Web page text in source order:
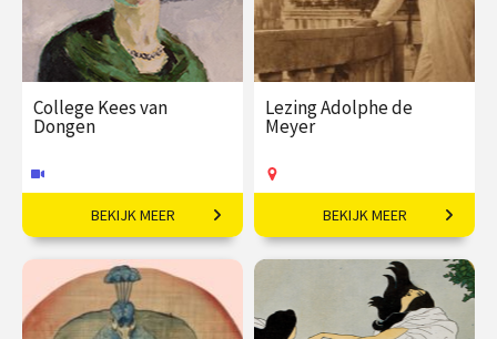
College Kees van
Dongen
Bohémien tussen kunst
en high society.
€ 35,00
vanaf 07
okt
BEKIJK MEER
Lezing Adolphe de
Meyer
Virtuoos fotograaf met
een liefde voor kunst en
€ 19,50
vanaf 19
dec
BEKIJK MEER